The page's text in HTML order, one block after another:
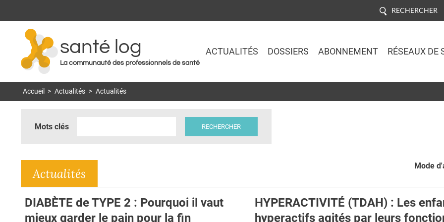
RECHERCHER
santé log
La communauté des professionnels de santé
ACTUALITÉS DOSSIERS ABONNEMENT RÉSEAUX DE
Accueil > Actualités > Actualités
Mots clés
Mode
Actualités
DIABÈTE de TYPE 2 : Pourquoi il vaut
mieux garder le pain pour la fin
HYPERACTIVITÉ (TDAH) : Les
hyperactifs agités par leurs